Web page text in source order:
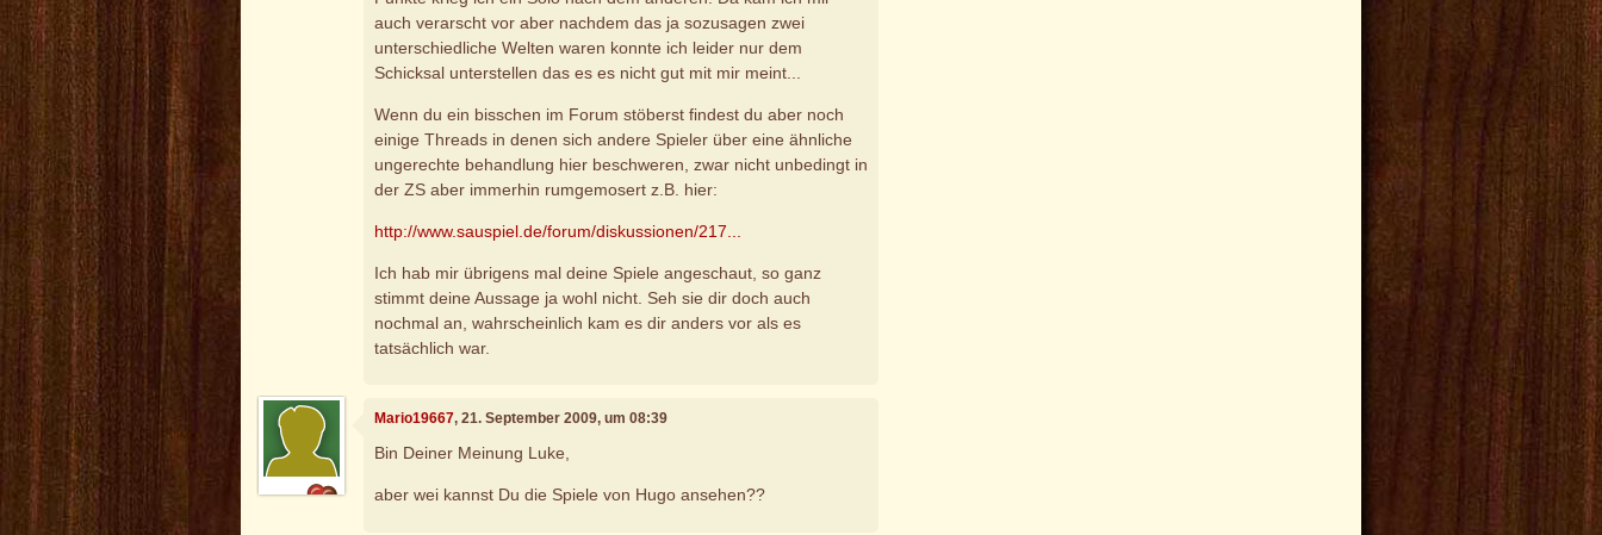
auch verarscht vor aber nachdem das ja sozusagen zwei
unterschiedliche Welten waren konnte ich leider nur dem
Schicksal unterstellen das es es nicht gut mit mir meint...
Wenn du ein bisschen im Forum stöberst findest du aber noch
einige Threads in denen sich andere Spieler über eine ähnliche
ungerechte behandlung hier beschweren, zwar nicht unbedingt in
der ZS aber immerhin rumgemosert z.B. hier:
http://www.sauspiel.de/forum/diskussionen/217...
Ich hab mir übrigens mal deine Spiele angeschaut, so ganz
stimmt deine Aussage ja wohl nicht. Seh sie dir doch auch
nochmal an, wahrscheinlich kam es dir anders vor als es
tatsächlich war.
Mario19667, 21. September 2009, um 08:39
Bin Deiner Meinung Luke,
aber wei kannst Du die Spiele von Hugo ansehen??